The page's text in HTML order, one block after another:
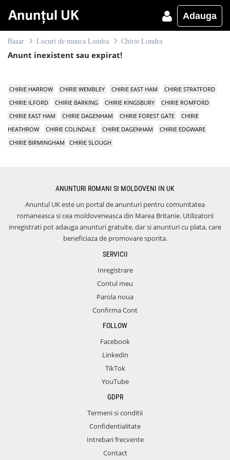
Adauga
Bazar Locuri de munca Londra Chirie Londra
Anunt inexistent sau expirat!
CHIRIE HARROW CHIRIE WEMBLEY CHIRIE EAST HAM
CHIRIE STRATFORD
CHIRIE ILFORD
CHIRIE BARKING CHIRIE KINGSBURY
CHIRIE ROMFORD
CHIRIE EAST HAM
CHIRIE DAGENHAM CHIRIE FOREST GATE
CHIRIE
HEATHROW
CHIRIE COLINDALE CHIRIE DAGENHAM
CHIRIE EDGWARE
CHIRIE BIRMINGHAM
CHIRIE SLOUGH
ANUNTURI ROMANI SI MOLDOVENI IN UK
Anuntul UK este un portal de anunturi pentru comunitatea
romaneasca si cea moldoveneasca din Marea Britanie. Utilizatorii
inregistrati pot adauga anunturi gratuite, dar si anunturi cu plata, care
beneficiaza de promovare sporita.
SERVICII
Inregistrare
Contul meu
Parola noua
Confirma Cont
FOLLOW
Facebook
Linkedin
TikTok
YouTube
GDPR
Termeni si conditii
Confidentialitate
Intrebari frecvente
Contact